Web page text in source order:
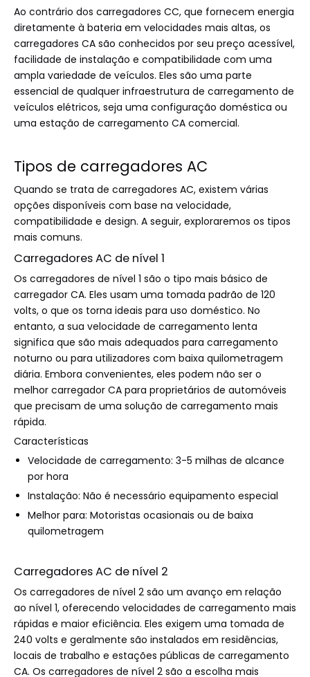
Ao contrário dos carregadores CC, que fornecem energia
diretamente à bateria em velocidades mais altas, os
carregadores CA são conhecidos por seu preço acessível,
facilidade de instalação e compatibilidade com uma
ampla variedade de veículos. Eles são uma parte
essencial de qualquer infraestrutura de carregamento de
veículos elétricos, seja uma configuração doméstica ou
uma estação de carregamento CA comercial.
Tipos de carregadores AC
Quando se trata de carregadores AC, existem várias
opções disponíveis com base na velocidade,
compatibilidade e design. A seguir, exploraremos os tipos
mais comuns.
Carregadores AC de nível 1
Os carregadores de nível 1 são o tipo mais básico de
carregador CA. Eles usam uma tomada padrão de 120
volts, o que os torna ideais para uso doméstico. No
entanto, a sua velocidade de carregamento lenta
significa que são mais adequados para carregamento
noturno ou para utilizadores com baixa quilometragem
diária. Embora convenientes, eles podem não ser o
melhor carregador CA para proprietários de automóveis
que precisam de uma solução de carregamento mais
rápida.
Características
Velocidade de carregamento: 3-5 milhas de alcance
por hora
Instalação: Não é necessário equipamento especial
Melhor para: Motoristas ocasionais ou de baixa
quilometragem
Carregadores AC de nível 2
Os carregadores de nível 2 são um avanço em relação
ao nível 1, oferecendo velocidades de carregamento mais
rápidas e maior eficiência. Eles exigem uma tomada de
240 volts e geralmente são instalados em residências,
locais de trabalho e estações públicas de carregamento
CA. Os carregadores de nível 2 são a escolha mais